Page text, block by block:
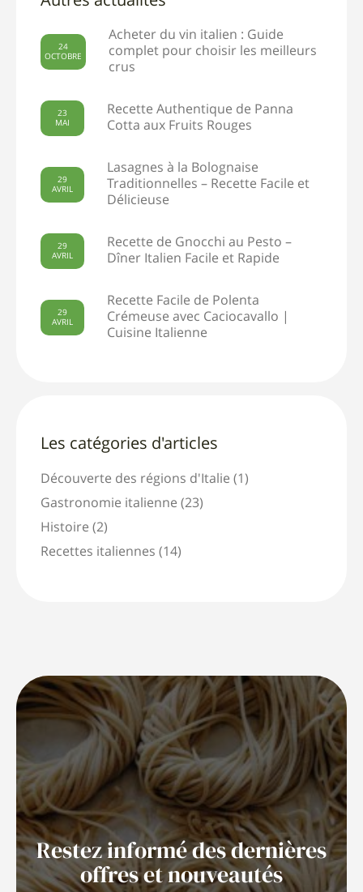
24
OCTOBRE
Acheter du vin italien : Guide
complet pour choisir les meilleurs
crus
23
MAI
Recette Authentique de Panna
Cotta aux Fruits Rouges
29
AVRIL
Lasagnes à la Bolognaise
Traditionnelles – Recette Facile et
Délicieuse
29
AVRIL
Recette de Gnocchi au Pesto –
Dîner Italien Facile et Rapide
29
AVRIL
Recette Facile de Polenta
Crémeuse avec Caciocavallo |
Cuisine Italienne
Les catégories d'articles
Découverte des régions d'Italie (1)
Gastronomie italienne (23)
Histoire (2)
Recettes italiennes (14)
Restez informé des dernières
offres et nouveautés